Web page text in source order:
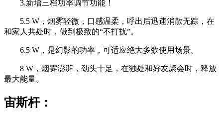
3.新增三档功率调节功能！
5.5 W，烟雾轻微，口感温柔，呼出后迅速消散无踪，在
和家人共处时，做到极致的“不打扰”。
6.5 W，是幻影的功率，可适应绝大多数使用场景。
8 W，烟雾澎湃，劲头十足，在独处和好友聚会时，释放
最大能量。
宙斯杆：